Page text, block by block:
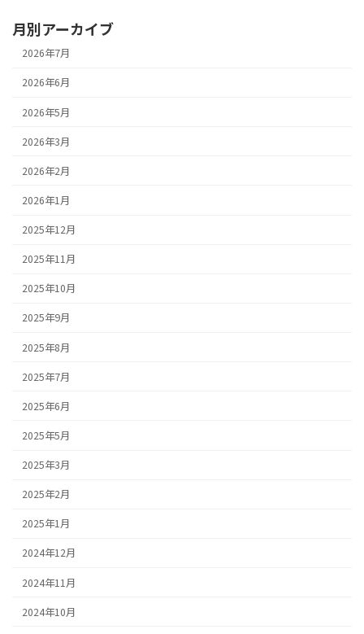
月別アーカイブ
2026年7月
2026年6月
2026年5月
2026年3月
2026年2月
2026年1月
2025年12月
2025年11月
2025年10月
2025年9月
2025年8月
2025年7月
2025年6月
2025年5月
2025年3月
2025年2月
2025年1月
2024年12月
2024年11月
2024年10月